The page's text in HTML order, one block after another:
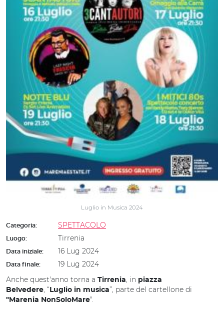
Luglio in Musica 2024
Categoria: SPETTACOLO
Luogo: Tirrenia
Data iniziale: 16 Lug 2024
Data finale:
19 Lug 2024
Anche quest'anno torna a Tirrenia, in piazza
Belvedere, “ Luglio in musica”, parte del cartellone di
"Marenia NonSoloMare".